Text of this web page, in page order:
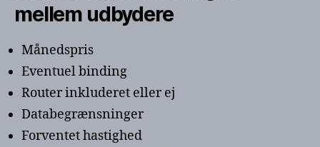
mellem udbydere
Månedspris
Eventuel binding
Router inkluderet eller ej
Databegrænsninger
Forventet hastighed